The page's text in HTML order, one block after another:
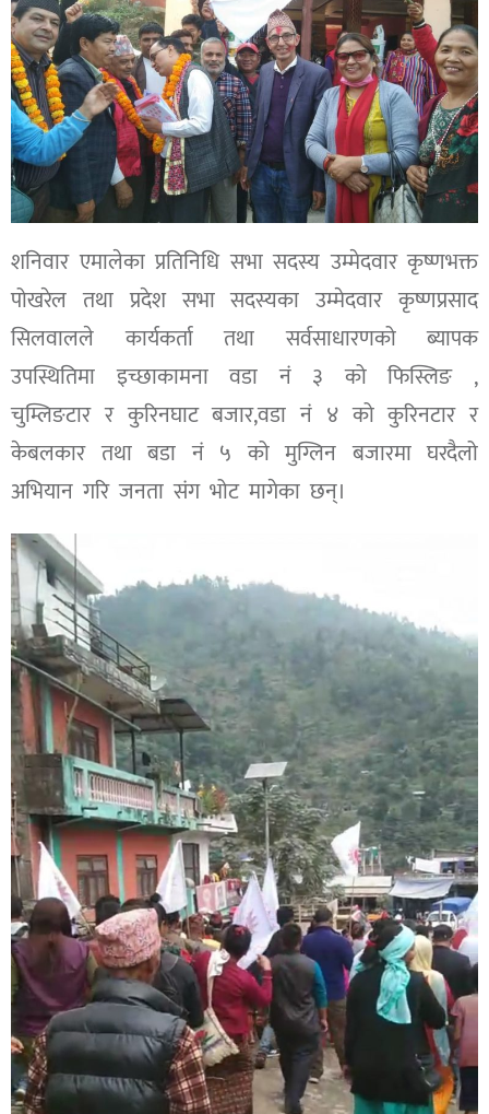
शनिवार एमालेका प्रतिनिधि सभा सदस्य उम्मेदवार कृष्णभक्त
पोखरेल तथा प्रदेश सभा सदस्यका उम्मेदवार कृष्णप्रसाद
सिलवालले कार्यकर्ता तथा सर्वसाधारणको ब्यापक
उपस्थितिमा इच्छाकामना वडा नं ३ को फिस्लिङ ,
चुम्लिङटार र कुरिनघाट बजार,वडा नं ४ को कुरिनटार र
केबलकार तथा बडा नं ५ को मुग्लिन बजारमा घरदैलो
अभियान गरि जनता संग भोट मागेका छन्।